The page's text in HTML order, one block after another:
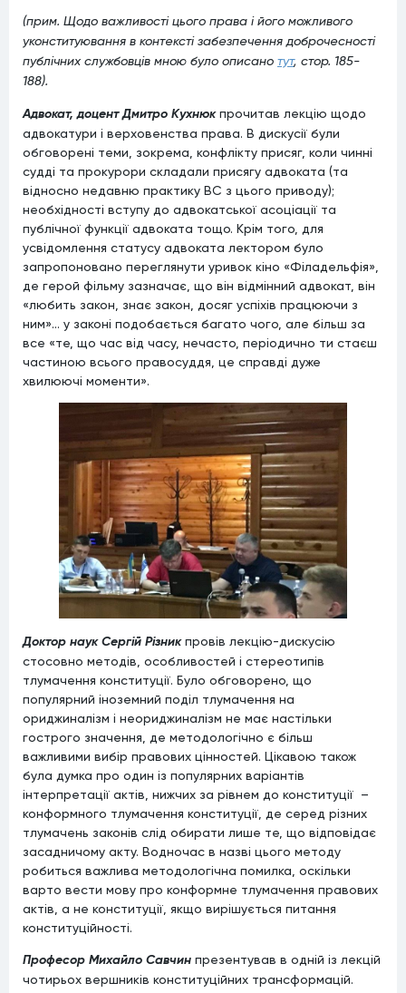
(прим. Щодо важливості цього права і його можливого
уконституювання в контексті забезпечення доброчесності
публічних службовців мною було описано тут, стор. 185-
188).
Адвокат, доцент Дмитро Кухнюкпрочитав лекцію щодо
адвокатури і верховенства права. В дискусії були
обговорені теми, зокрема, конфлікту присяг, коли чинні
судді та прокурори складали присягу адвоката (та
відносно недавню практику ВС з цього приводу);
необхідності вступу до адвокатської асоціації та
публічної функції адвоката тощо. Крім того, для
усвідомлення статусу адвоката лектором було
запропоновано переглянути уривок кіно «Філадельфія»,
де герой фільму зазначає, що він відмінний адвокат, він
«любить закон, знає закон, досяг успіхів працюючи з
ним»… у законі подобається багато чого, але більш за
все «те, що час від часу, нечасто, періодично ти стаєш
частиною всього правосуддя, це справді дуже
хвилюючі моменти».
Доктор наук Сергій Різникпровів лекцію-дискусію
стосовно методів, особливостей і стереотипів
тлумачення конституції. Було обговорено, що
популярний іноземний поділ тлумачення на
ориджиналізм і неориджиналізм не має настільки
гострого значення, де методологічно є більш
важливими вибір правових цінностей. Цікавою також
була думка про один із популярних варіантів
інтерпретації актів, нижчих за рівнем до конституції –
конформного тлумачення конституції, де серед різних
тлумачень законів слід обирати лише те, що відповідає
засадничому акту. Водночас в назві цього методу
робиться важлива методологічна помилка, оскільки
варто вести мову про конформне тлумачення правових
актів, а не конституції, якщо вирішується питання
конституційності.
Професор Михайло Савчин презентував в одній із лекцій
чотирьох вершників конституційних трансформацій.